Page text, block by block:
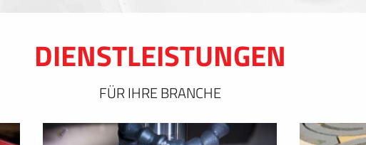
DIENSTLEISTUNGEN
FÜR IHRE BRANCHE